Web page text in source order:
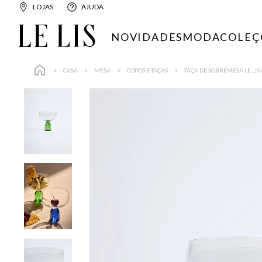
LOJAS AJUDA
NOVIDADESMODA
CASA MESA COPOS E TAÇAS TAÇA DE SOBREMESA LE LIS